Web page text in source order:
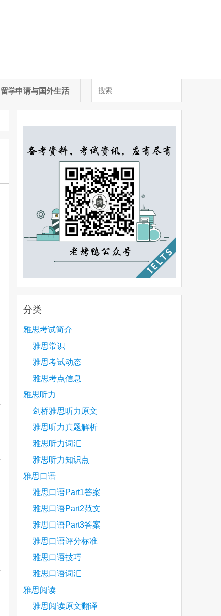
留学申请与国外生活
分类
雅思考试简介
雅思常识
雅思考试动态
雅思考点信息
雅思听力
剑桥雅思听力原文
雅思听力真题解析
雅思听力词汇
雅思听力知识点
雅思口语
雅思口语Part1答案
雅思口语Part2范文
雅思口语Part3答案
雅思口语评分标准
雅思口语技巧
雅思口语词汇
雅思阅读
雅思阅读原文翻译